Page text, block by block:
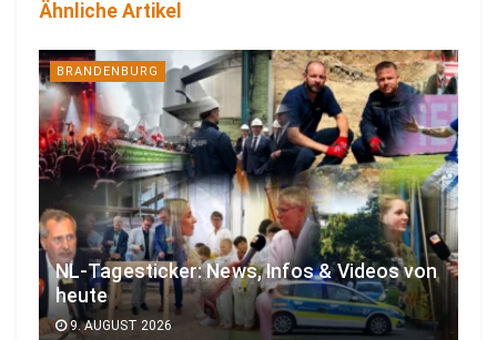
Ähnliche Artikel
BRANDENBURG
NL-Tagesticker: News, Infos & Videos von
heute
9. AUGUST 2026